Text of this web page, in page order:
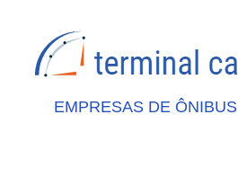
EMPRESAS DE ÔNIBUS